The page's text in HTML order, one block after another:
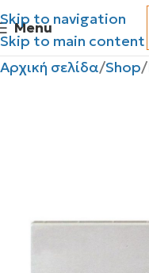
Skip to navigation
Skip to main content
Menu
Αρχική σελίδα Shop